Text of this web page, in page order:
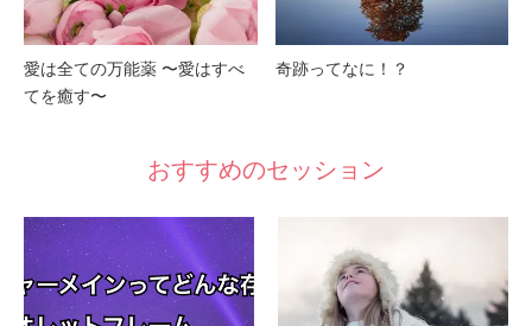
愛は全ての万能薬 〜愛はすべ
てを癒す〜
奇跡ってなに！？
おすすめのセッション